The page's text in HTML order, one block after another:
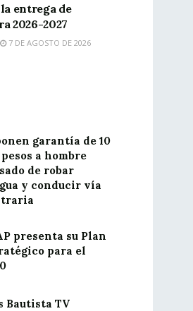
entrega de
2026-2027
7 DE AGOSTO DE 2026
garantía de 10
a hombre
de robar
y conducir vía
presenta su Plan
para el
Bautista TV